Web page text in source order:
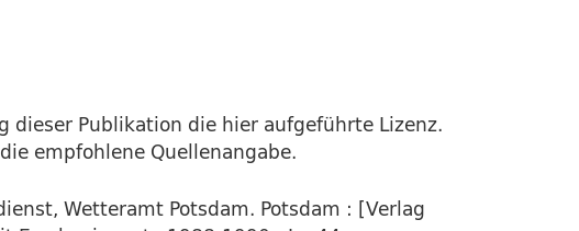
Publikation die hier aufgeführte Lizenz.
empfohlene Quellenangabe.
Wetteramt Potsdam. Potsdam : [Verlag